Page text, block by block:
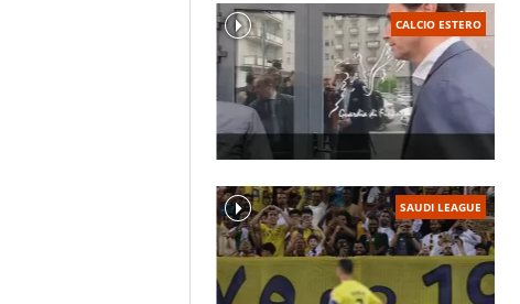
CALCIO ESTERO
SAUDI LEAGUE